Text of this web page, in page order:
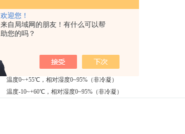
欢迎您！
来自局域网的朋友！有什么可以帮
助您的吗？
无操作3分钟后自动关机
4节AAA碱性或可充电电池
典型情况下可连续操作48个小时，
140毫米×55毫米×50毫米
温度0~+55℃，相对湿度0~95%（非冷凝）
温度-10~+60℃，相对湿度0~95%（非冷凝）